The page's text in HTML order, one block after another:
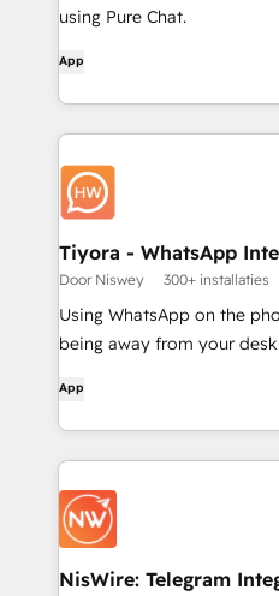
using Pure Chat.
App
Tiyora - WhatsApp
Door Niswey 300+ installaties
Using WhatsApp on the
being away from your desk
App
NisWire: Telegram